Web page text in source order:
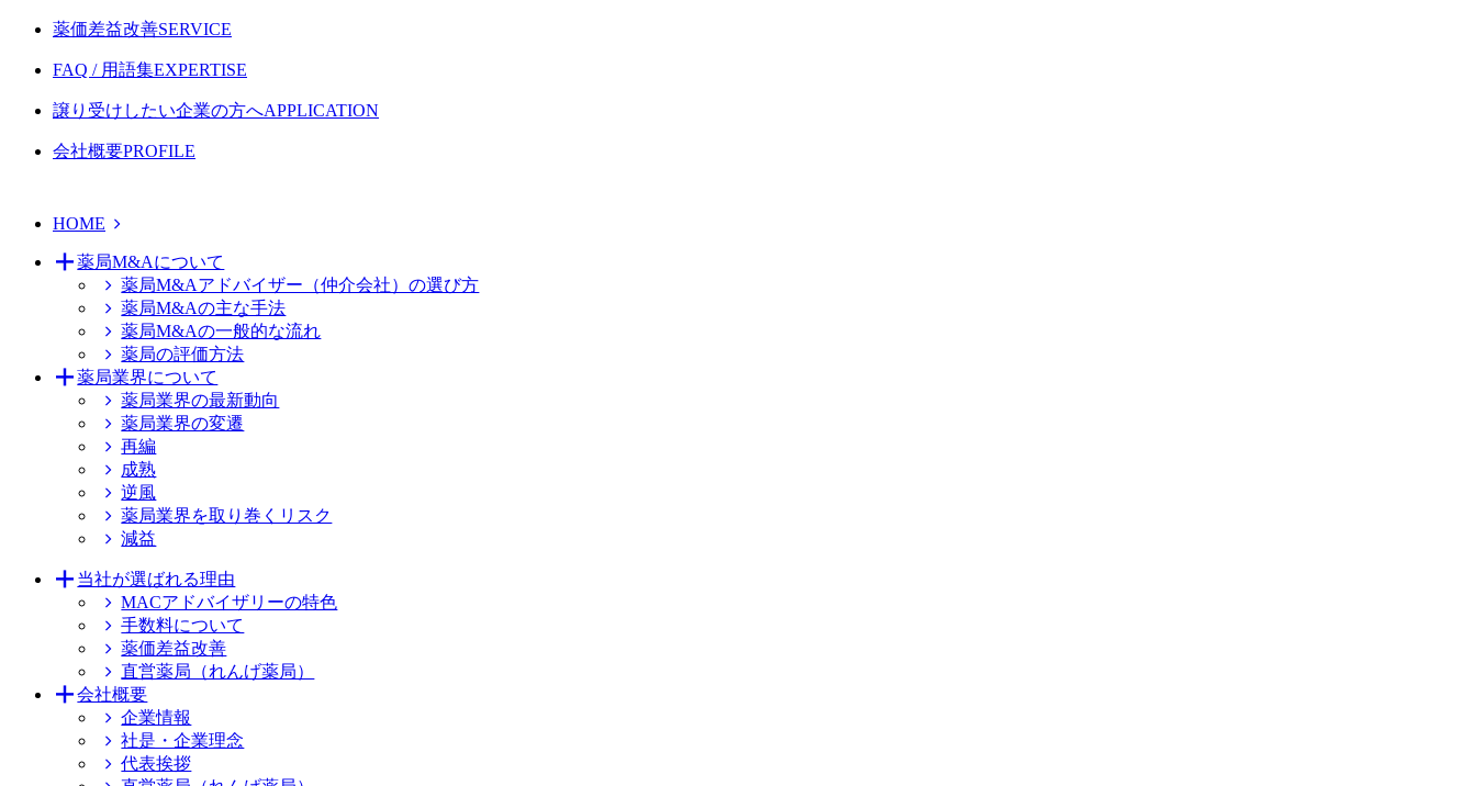
薬価差益改善SERVICE
FAQ / 用語集EXPERTISE
譲り受けしたい企業の方へAPPLICATION
会社概要PROFILE
HOME
薬局M&Aについて
薬局M&Aアドバイザー（仲介会社）の選び方
薬局M&Aの主な手法
薬局M&Aの一般的な流れ
薬局の評価方法
薬局業界について
薬局業界の最新動向
薬局業界の変遷
再編
成熟
逆風
薬局業界を取り巻くリスク
減益
当社が選ばれる理由
MACアドバイザリーの特色
手数料について
薬価差益改善
直営薬局（れんげ薬局）
会社概要
企業情報
社是・企業理念
代表挨拶